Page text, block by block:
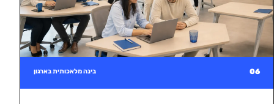
06 בינה מלאכותית בארגון